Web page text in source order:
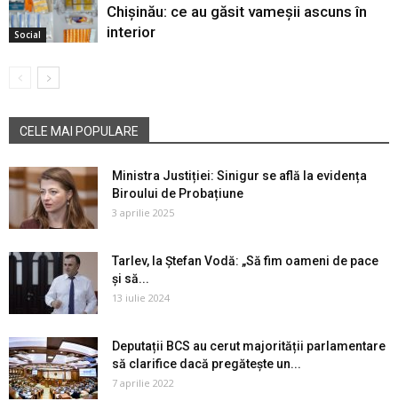
Social
Chișinău: ce au găsit vameșii ascuns în
interior
CELE MAI POPULARE
Ministra Justiției: Sinigur se află la evidența
Biroului de Probațiune
3 aprilie 2025
Tarlev, la Ștefan Vodă: „Să fim oameni de pace
și să...
13 iulie 2024
Deputații BCS au cerut majorității parlamentare
să clarifice dacă pregătește un...
7 aprilie 2022